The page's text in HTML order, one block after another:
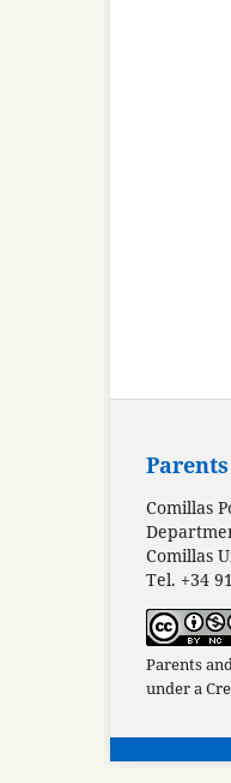
Comillas
Comillas
Tel. +34
Parents
under a